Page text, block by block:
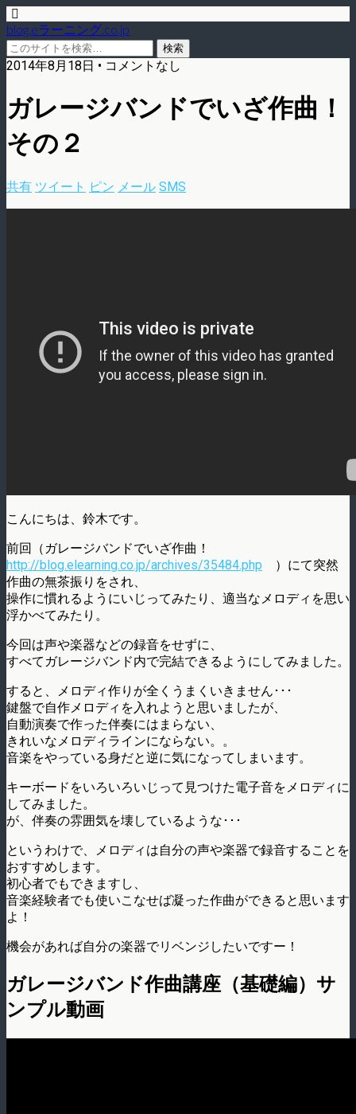
blog.eラーニング.co.jp
2014年8月18日 • コメントなし
ガレージバンドでいざ作曲！
その２
共有 ツイート ピン メール SMS
こんにちは、鈴木です。
前回（ガレージバンドでいざ作曲！
http://blog.elearning.co.jp/archives/35484.php ）にて突然
作曲の無茶振りをされ、
操作に慣れるようにいじってみたり、適当なメロディを思い
浮かべてみたり。
今回は声や楽器などの録音をせずに、
すべてガレージバンド内で完結できるようにしてみました。
すると、メロディ作りが全くうまくいきません･･･
鍵盤で自作メロディを入れようと思いましたが、
自動演奏で作った伴奏にはまらない、
きれいなメロディラインにならない。。
音楽をやっている身だと逆に気になってしまいます。
キーボードをいろいろいじって見つけた電子音をメロディに
してみました。
が、伴奏の雰囲気を壊しているような･･･
というわけで、メロディは自分の声や楽器で録音することを
おすすめします。
初心者でもできますし、
音楽経験者でも使いこなせば凝った作曲ができると思います
よ！
機会があれば自分の楽器でリベンジしたいですー！
ガレージバンド作曲講座（基礎編）サ
ンプル動画